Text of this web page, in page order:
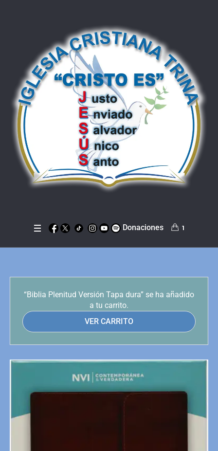
Donaciones 1
“Biblia Plenitud Versión Tapa dura” se ha añadido
a tu carrito.
VER CARRITO